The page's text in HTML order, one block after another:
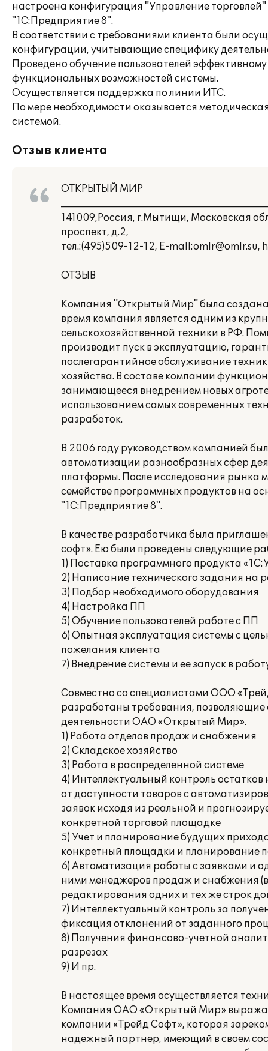
настроена конфигурация "Управление
"1С:Предприятие 8".
В соответствии с требованиями клиента были
конфигурации, учитывающие специфику
Проведено обучение пользователей
функциональных возможностей системы.
Осуществляется поддержка по линии ИТС.
По мере необходимости оказывается
системой.
Отзыв клиента
ОТКРЫТЫЙ МИР
141009,Россия, г.Мытищи, Московская
проспект, д.2,
тел.:(495)509-12-12, E-
ОТЗЫВ
Компания "Открытый Мир" была создана
время компания является одним из
сельскохозяйственной техники в РФ.
производит пуск в эксплуатацию,
послегарантийное обслуживание
хозяйства. В составе компании
занимающееся внедрением новых
использованием самых современных
разработок.
В 2006 году руководством компанией
автоматизации разнообразных сфер
платформы. После исследования рынка
семействе программных продуктов на
"1С:Предприятие 8".
В качестве разработчика была
софт». Ею были проведены следующие
1) Поставка программного продукта
2) Написание технического задания на
3) Подбор необходимого оборудования
4) Настройка ПП
5) Обучение пользователей работе с ПП
6) Опытная эксплуатация системы с
пожелания клиента
7) Внедрение системы и ее запуск в
Совместно со специалистами ООО
разработаны требования, позволяющие
деятельности ОАО «Открытый Мир».
1) Работа отделов продаж и снабжения
2) Складское хозяйство
3) Работа в распределенной системе
4) Интеллектуальный контроль остатков
от доступности товаров с
заявок исходя из реальной и
конкретной торговой площадке
5) Учет и планирование будущих
конкретный площадки и планирование
6) Автоматизация работы с заявками и
ними менеджеров продаж и снабжения
редактирования одних и тех же строк
7) Интеллектуальный контроль за
фиксация отклонений от заданного
8) Получения финансово-учетной
разрезах
9) И пр.
В настоящее время осуществляется
Компания ОАО «Открытый Мир»
компании «Трейд Софт», которая
надежный партнер, имеющий в своем